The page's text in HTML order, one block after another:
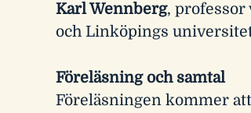
Karl Wennberg, professor
och Linköpings
Föreläsning och samtal
Föreläsningen kommer